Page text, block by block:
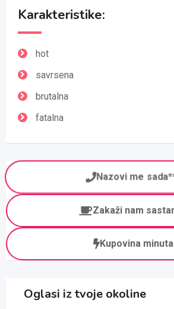
Karakteristike:
hot
savrsena
brutalna
fatalna
Nazovi me
Zakaži nam
Kupovina minuta
Oglasi iz tvoje okoline